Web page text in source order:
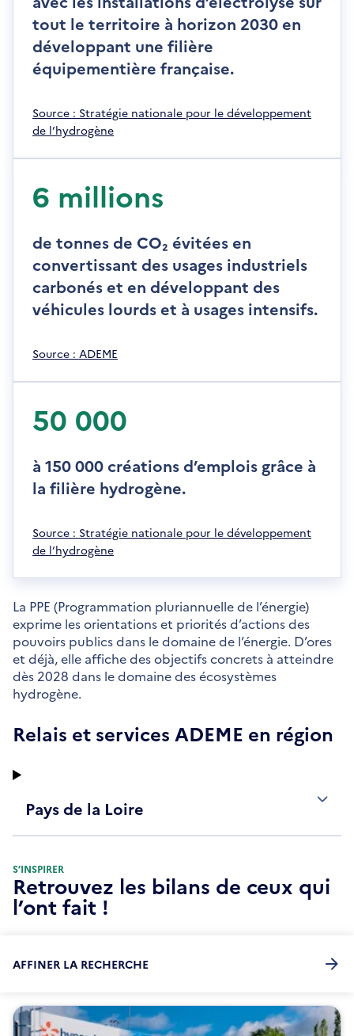
tout le territoire à horizon 2030 en
développant une filière
équipementière française.
S
'
r
a
n
s
u
n
v
e
l
e
f
n
ê
r
e
Source : Stratégie nationale pour le développement
de l’hydrogène
6 millions
de tonnes de CO₂ évitées en
convertissant des usages industriels
carbonés et en développant des
véhicules lourds et à usages intensifs.
S
v
e
d
a
s
u
e
o
u
v
e
l
l
f
t
e
Source : ADEME
50 000
à 150 000 créations d’emplois grâce à
la filière hydrogène.
S
'
v
r
e
d
a
n
u
n
u
l
l
e
f
ê
r
Source : Stratégie nationale pour le développement
de l’hydrogène
La PPE (Programmation pluriannuelle de l’énergie)
exprime les orientations et priorités d’actions des
pouvoirs publics dans le domaine de l’énergie. D’ores
et déjà, elle affiche des objectifs concrets à atteindre
dès 2028 dans le domaine des écosystèmes
hydrogène.
Relais et services ADEME en région
Pays de la Loire
S’INSPIRER
Retrouvez les bilans de ceux qui
l’ont fait !
AFFINER LA RECHERCHE